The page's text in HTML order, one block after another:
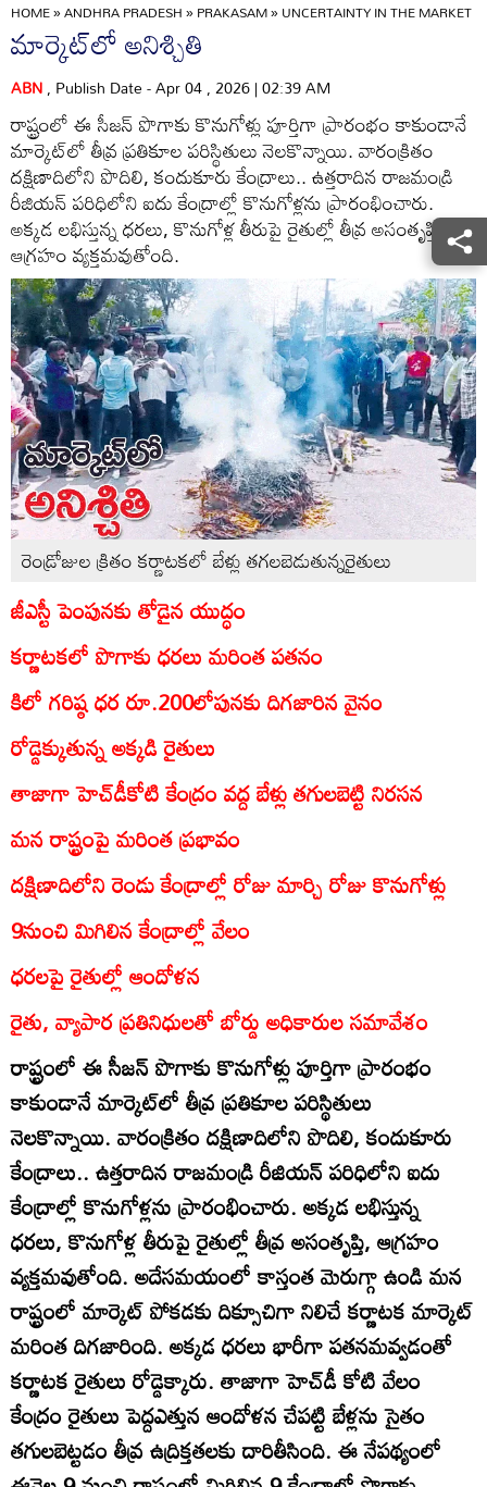
HOME»ANDHRA PRADESH»PRAKASAM»UNCERTAINTY IN THE MARKET
మార్కెట్‌లో అనిశ్చితి
ABN, Publish Date - Apr 04 , 2026 | 02:39 AM
రాష్ట్రంలో ఈ సీజన్‌ పొగాకు కొనుగోళ్లు పూర్తిగా ప్రారంభం కాకుండానే
మార్కెట్‌లో తీవ్ర ప్రతికూల పరిస్థితులు నెలకొన్నాయి. వారంక్రితం
దక్షిణాదిలోని పొదిలి, కందుకూరు కేంద్రాలు.. ఉత్తరాదిన రాజమండ్రి
రీజియన్‌ పరిధిలోని ఐదు కేంద్రాల్లో కొనుగోళ్లను ప్రారంభించారు.
అక్కడ లభిస్తున్న ధరలు, కొనుగోళ్ల తీరుపై రైతుల్లో తీవ్ర అసంతృప్తి,
ఆగ్రహం వ్యక్తమవుతోంది.
రెండ్రోజుల క్రితం కర్ణాటకలో బేళ్లు తగలబెడుతున్నరైతులు
జీఎస్టీ పెంపునకు తోడైన యుద్ధం
కర్ణాటకలో పొగాకు ధరలు మరింత పతనం
కిలో గరిష్ఠ ధర రూ.200లోపునకు దిగజారిన వైనం
రోడ్డెక్కుతున్న అక్కడి రైతులు
తాజాగా హెచ్‌డీకోటి కేంద్రం వద్ద బేళ్లు తగులబెట్టి నిరసన
మన రాష్ట్రంపై మరింత ప్రభావం
దక్షిణాదిలోని రెండు కేంద్రాల్లో రోజు మార్చి రోజు కొనుగోళ్లు
9నుంచి మిగిలిన కేంద్రాల్లో వేలం
ధరలపై రైతుల్లో ఆందోళన
రైతు, వ్యాపార ప్రతినిధులతో బోర్డు అధికారుల సమావేశం
రాష్ట్రంలో ఈ సీజన్‌ పొగాకు కొనుగోళ్లు పూర్తిగా ప్రారంభం
కాకుండానే మార్కెట్‌లో తీవ్ర ప్రతికూల పరిస్థితులు
నెలకొన్నాయి. వారంక్రితం దక్షిణాదిలోని పొదిలి, కందుకూరు
కేంద్రాలు.. ఉత్తరాదిన రాజమండ్రి రీజియన్‌ పరిధిలోని ఐదు
కేంద్రాల్లో కొనుగోళ్లను ప్రారంభించారు. అక్కడ లభిస్తున్న
ధరలు, కొనుగోళ్ల తీరుపై రైతుల్లో తీవ్ర అసంతృప్తి, ఆగ్రహం
వ్యక్తమవుతోంది. అదేసమయంలో కాస్తంత మెరుగ్గా ఉండి మన
రాష్ట్రంలో మార్కెట్‌ పోకడకు దిక్సూచిగా నిలిచే కర్ణాటక మార్కెట్‌
మరింత దిగజారింది. అక్కడ ధరలు భారీగా పతనమవ్వడంతో
కర్ణాటక రైతులు రోడ్డెక్కారు. తాజాగా హెచ్‌డీ కోటి వేలం
కేంద్రం రైతులు పెద్దఎత్తున ఆందోళన చేపట్టి బేళ్లను సైతం
తగులబెట్టడం తీవ్ర ఉద్రిక్తతలకు దారితీసింది. ఈ నేపథ్యంలో